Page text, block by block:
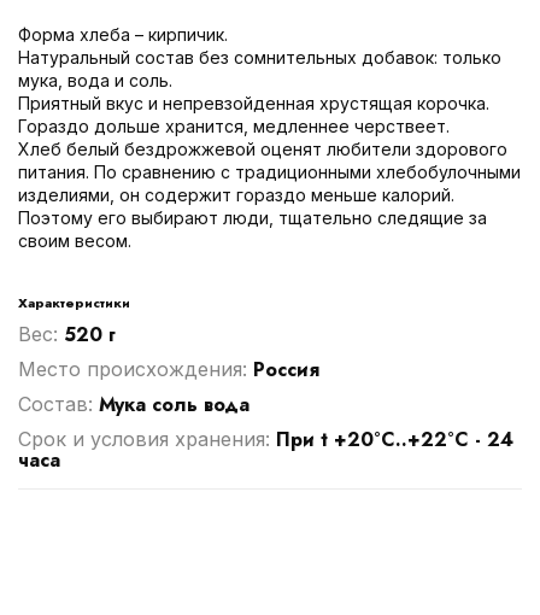
Форма хлеба – кирпичик.
Натуральный состав без сомнительных добавок: только
мука, вода и соль.
Приятный вкус и непревзойденная хрустящая корочка.
Гораздо дольше хранится, медленнее черствеет.
Хлеб белый бездрожжевой оценят любители здорового
питания. По сравнению с традиционными хлебобулочными
изделиями, он содержит гораздо меньше калорий.
Поэтому его выбирают люди, тщательно следящие за
своим весом.
Характеристики
Вес: 520 г
Место происхождения: Россия
Cостав: Мука соль вода
Срок и условия хранения: При t +20°С..+22°С - 24
часа